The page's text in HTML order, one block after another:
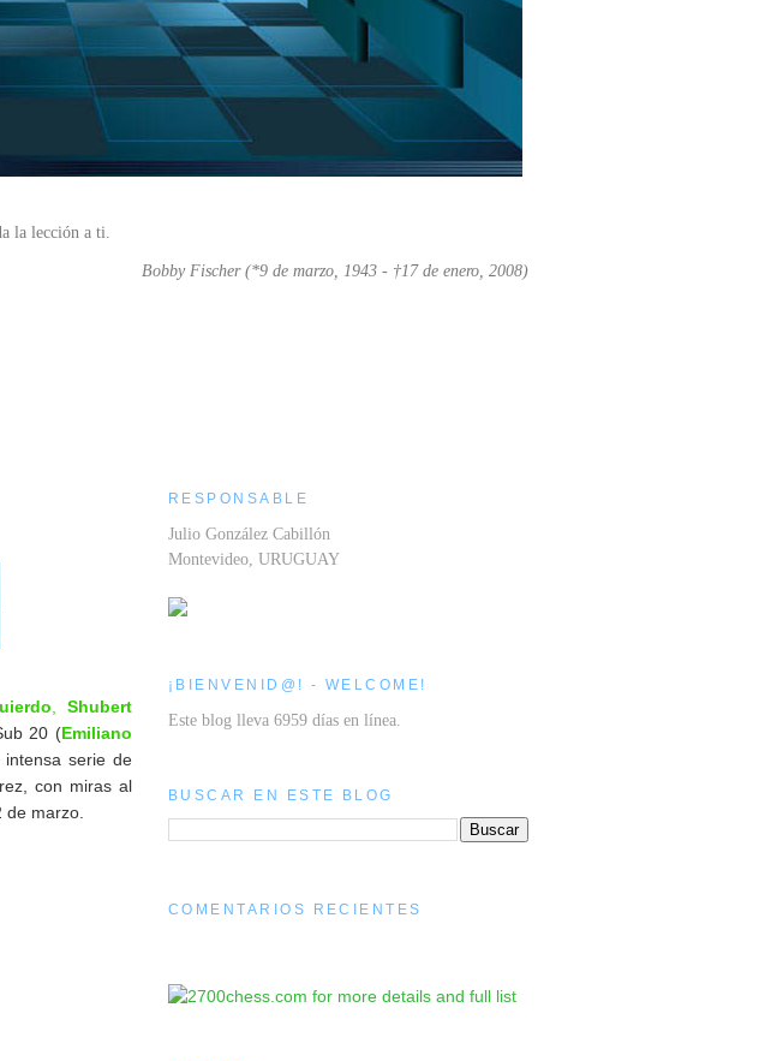
la lección a ti.
Bobby Fischer (*9 de marzo, 1943 - †17 de enero, 2008)
,Shubert
20 (Emiliano
serie de
con miras al
de marzo.
RESPONSABLE
Julio González Cabillón
Montevideo, URUGUAY
¡BIENVENID@! - WELCOME!
Este blog lleva 6959 días en línea.
BUSCAR EN ESTE BLOG
COMENTARIOS RECIENTES